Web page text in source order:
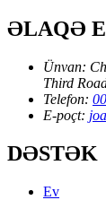
ƏLAQƏ
Ünvan:
Third
Telefon:
E-poçt:
DƏSTƏK
Ev